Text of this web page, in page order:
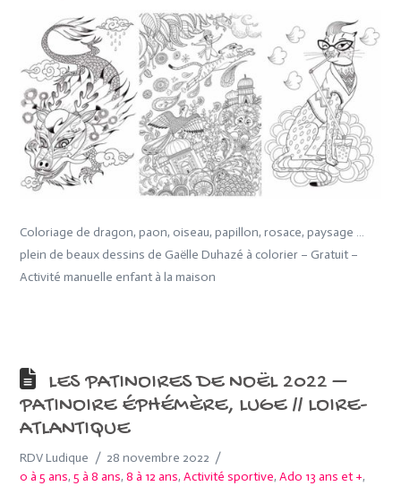
Coloriage de dragon, paon, oiseau, papillon, rosace, paysage …
plein de beaux dessins de Gaëlle Duhazé à colorier – Gratuit –
Activité manuelle enfant à la maison
LES PATINOIRES DE NOËL 2022 –
PATINOIRE ÉPHÉMÈRE, LUGE // LOIRE-
ATLANTIQUE
RDV Ludique
28 novembre 2022
0 à 5 ans,5 à 8 ans,8 à 12 ans,Activité sportive,Ado 13 ans et +,